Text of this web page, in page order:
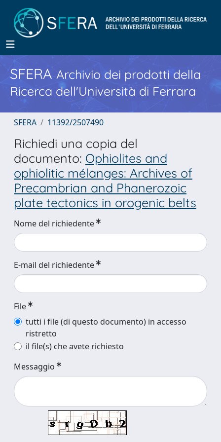
SFERA Archivio dei prodotti della
Ricerca dell'Università di Ferrara
SFERA 11392/2507490
Richiedi una copia del
documento: Ophiolites and
ophiolitic mélanges: Archives of
Precambrian and Phanerozoic
plate tectonics in orogenic belts
Nome del richiedente
E-mail del richiedente
File
tutti i file (di questo documento) in accesso
ristretto
il file(s) che avete richiesto
Messaggio